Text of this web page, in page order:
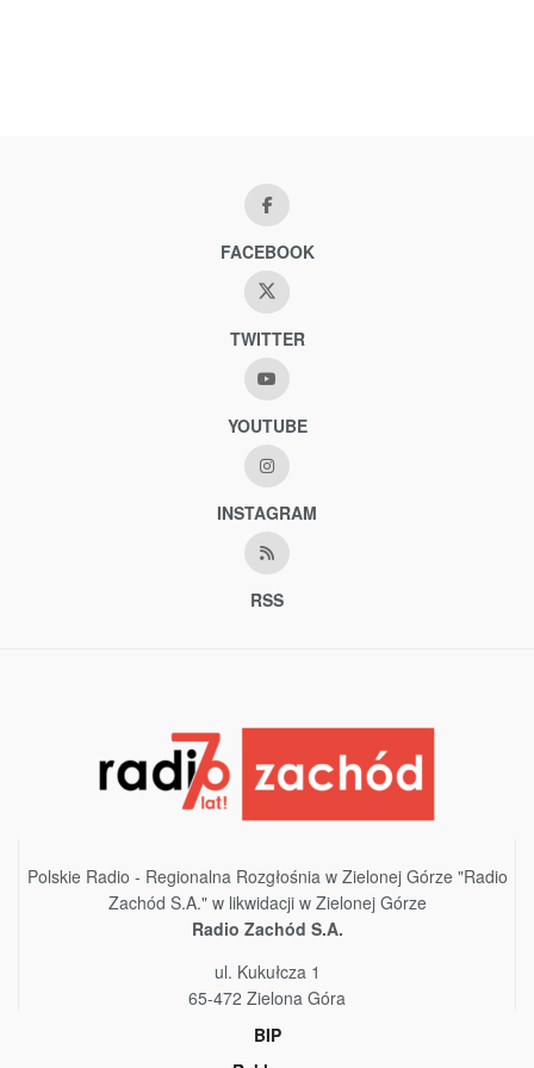
FACEBOOK
TWITTER
YOUTUBE
INSTAGRAM
RSS
Polskie Radio - Regionalna Rozgłośnia w Zielonej Górze "Radio
Zachód S.A." w likwidacji w Zielonej Górze
Radio Zachód S.A.
ul. Kukułcza 1
65-472 Zielona Góra
BIP